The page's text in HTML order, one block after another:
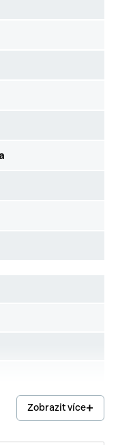
pro uzavření
Zobrazit více